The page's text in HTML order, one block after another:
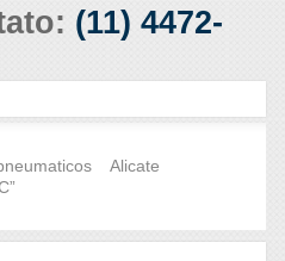
(11) 4472-
Alicate